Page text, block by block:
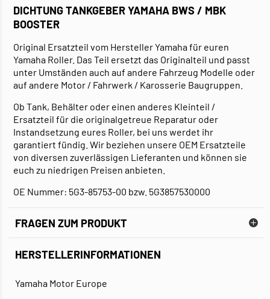
DICHTUNG TANKGEBER YAMAHA BWS / MBK
BOOSTER
Original Ersatzteil vom Hersteller Yamaha für euren
Yamaha Roller. Das Teil ersetzt das Originalteil und passt
unter Umständen auch auf andere Fahrzeug Modelle oder
auf andere Motor / Fahrwerk / Karosserie Baugruppen.
Ob Tank, Behälter oder einen anderes Kleinteil /
Ersatzteil für die originalgetreue Reparatur oder
Instandsetzung eures Roller, bei uns werdet ihr
garantiert fündig. Wir beziehen unsere OEM Ersatzteile
von diversen zuverlässigen Lieferanten und können sie
euch zu niedrigen Preisen anbieten.
OE Nummer: 5G3-85753-00 bzw. 5G3857530000
FRAGEN ZUM PRODUKT
HERSTELLERINFORMATIONEN
Yamaha Motor Europe